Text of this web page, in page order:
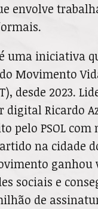
envolve
uma iniciativa
Movimento
desde 2023.
Ricardo
pelo PSOL com
na cidade
ganhou
sociais e
de